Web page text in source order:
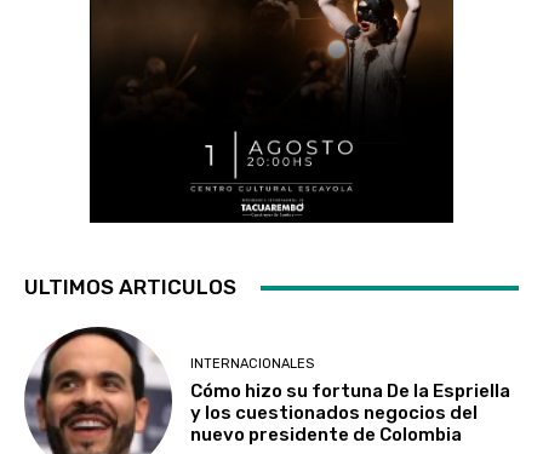
ULTIMOS ARTICULOS
INTERNACIONALES
Cómo hizo su fortuna De la Espriella
y los cuestionados negocios del
nuevo presidente de Colombia